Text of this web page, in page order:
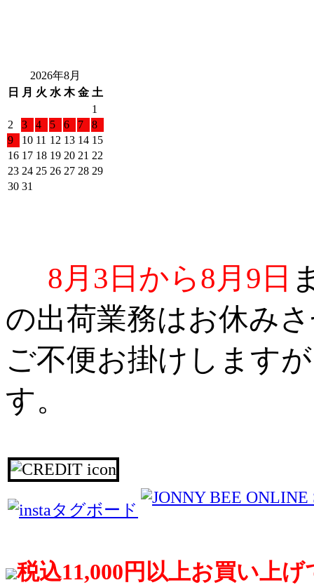
2026年8月
日
月 火 水 木 金 土
1
2
3 4 5 6 7
8
9
10 11 12 13 14 15
16 17 18 19 20 21 22
23 24 25 26 27 28 29
30 31
8月3日から8月9日
の出荷業務はお休み
ご不便お掛けします
す。
税込11,000円以上お買い上